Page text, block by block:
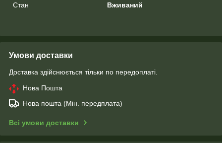
Стан
Вживаний
Умови доставки
Доставка здійснюється тільки по передоплаті.
Нова Пошта
Нова пошта (Мін. передплата)
Всі умови доставки